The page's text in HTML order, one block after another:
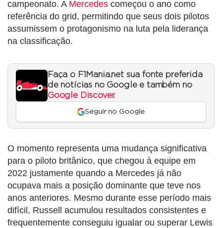
campeonato. A Mercedes começou o ano como
referência do grid, permitindo que seus dois pilotos
assumissem o protagonismo na luta pela liderança
na classificação.
Faça o F1Mania.net sua fonte preferida
de notícias no Google e também no
Google Discover.
Seguir no Google
O momento representa uma mudança significativa
para o piloto britânico, que chegou à equipe em
2022 justamente quando a Mercedes já não
ocupava mais a posição dominante que teve nos
anos anteriores. Mesmo durante esse período mais
difícil, Russell acumulou resultados consistentes e
frequentemente conseguiu igualar ou superar Lewis